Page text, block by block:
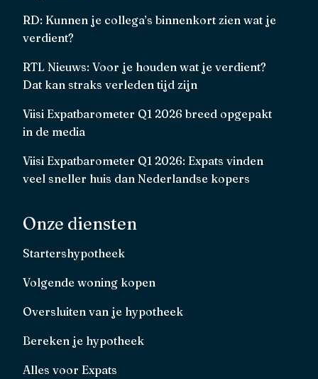
RD: Kunnen je collega’s binnenkort zien wat je
verdient?
RTL Nieuws: Voor je houden wat je verdient?
Dat kan straks verleden tijd zijn
Viisi Expatbarometer Q1 2026 breed opgepakt
in de media
Viisi Expatbarometer Q1 2026: Expats vinden
veel sneller huis dan Nederlandse kopers
Onze diensten
Startershypotheek
Volgende woning kopen
Oversluiten van je hypotheek
Bereken je hypotheek
Alles voor Expats